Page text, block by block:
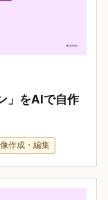
」をAIで自作
作成・編集